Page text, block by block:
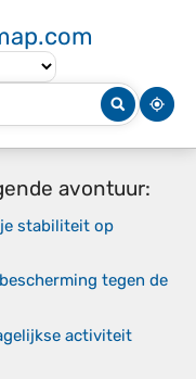
avontuur:
stabiliteit op
tegen de
activiteit